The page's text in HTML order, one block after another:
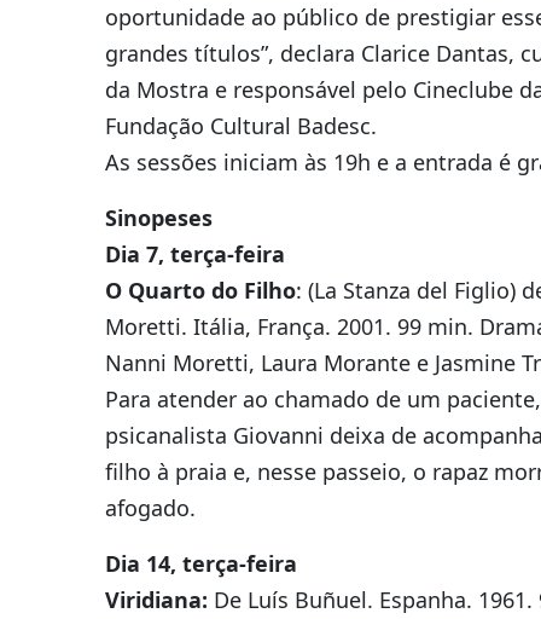
oportunidade ao público de prestigiar
grandes títulos”, declara Clarice Dantas,
da Mostra e responsável pelo Cineclube
Fundação Cultural Badesc.
As sessões iniciam às 19h e a entrada é
Sinopeses
Dia 7, terça-feira
O Quarto do Filho: (La Stanza del Figlio)
Moretti. Itália, França. 2001. 99 min.
Nanni Moretti, Laura Morante e Jasmine
Para atender ao chamado de um
psicanalista Giovanni deixa de
filho à praia e, nesse passeio, o rapaz
afogado.
Dia 14, terça-feira
Viridiana: De Luís Buñuel. Espanha.